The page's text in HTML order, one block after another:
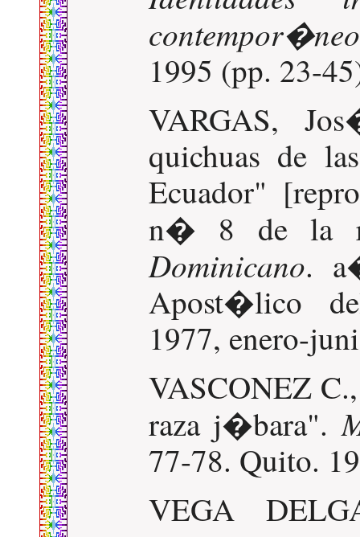
contempor�neo
1995 (pp. 23-
VARGAS,
quichuas de
Ecuador"
n� 8 de la
Dominicano.
Apost�lico
1977, enero-
VASCONEZ
raza j�bara".
77-78. Quito.
VEGA